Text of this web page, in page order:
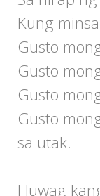
Kung
Gusto
Gusto
Gusto
Gusto
sa utak.
Huwag